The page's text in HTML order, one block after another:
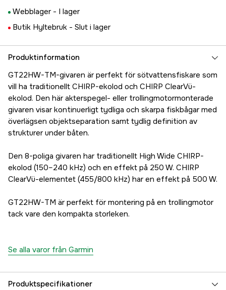
Webblager - I lager
Butik Hyltebruk - Slut i lager
Produktinformation
GT22HW-TM-givaren är perfekt för sötvattensfiskare som
vill ha traditionellt CHIRP-ekolod och CHIRP ClearVü-
ekolod. Den här akterspegel- eller trollingmotormonterade
givaren visar kontinuerligt tydliga och skarpa fiskbågar med
överlägsen objektseparation samt tydlig definition av
strukturer under båten.
Den 8-poliga givaren har traditionellt High Wide CHIRP-
ekolod (150–240 kHz) och en effekt på 250 W. CHIRP
ClearVü-elementet (455/800 kHz) har en effekt på 500 W.
GT22HW-TM är perfekt för montering på en trollingmotor
tack vare den kompakta storleken.
Se alla varor från Garmin
Produktspecifikationer